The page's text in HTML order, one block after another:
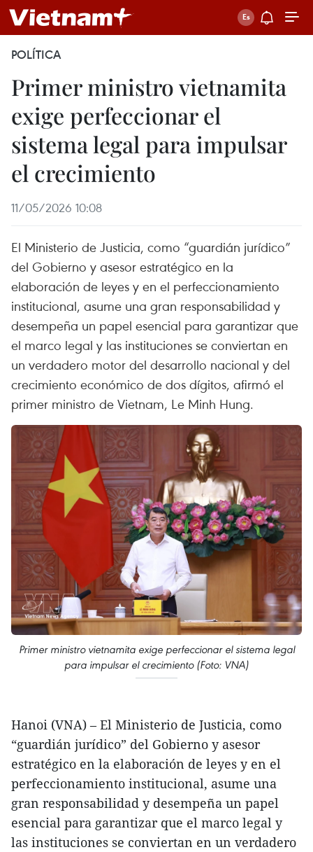
POLÍTICA
Primer ministro vietnamita
exige perfeccionar el
sistema legal para impulsar
el crecimiento
11/05/2026 10:08
El Ministerio de Justicia, como “guardián jurídico”
del Gobierno y asesor estratégico en la
elaboración de leyes y en el perfeccionamiento
institucional, asume una gran responsabilidad y
desempeña un papel esencial para garantizar que
el marco legal y las instituciones se conviertan en
un verdadero motor del desarrollo nacional y del
crecimiento económico de dos dígitos, afirmó el
primer ministro de Vietnam, Le Minh Hung.
Primer ministro vietnamita exige perfeccionar el sistema legal
para impulsar el crecimiento (Foto: VNA)
Hanoi (VNA) – El Ministerio de Justicia, como
“guardián jurídico” del Gobierno y asesor
estratégico en la elaboración de leyes y en el
perfeccionamiento institucional, asume una
gran responsabilidad y desempeña un papel
esencial para garantizar que el marco legal y
las instituciones se conviertan en un verdadero